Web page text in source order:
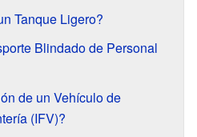
Tanque Ligero?
Blindado de Personal
de un Vehículo de
(IFV)?